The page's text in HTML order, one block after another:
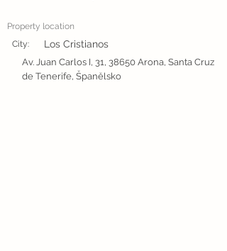
Property location
City:
Los Cristianos
Av. Juan Carlos I, 31, 38650 Arona, Santa Cruz
de Tenerife, Španělsko